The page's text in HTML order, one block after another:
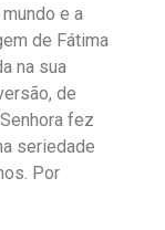
e a
de Fátima
na sua
de
fez
seriedade
Por